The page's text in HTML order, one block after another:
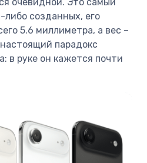
либо созданных, его
5.6 миллиметра, а вес –
парадокс
в руке он кажется почти